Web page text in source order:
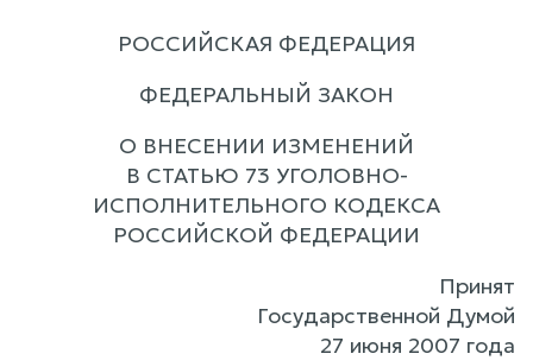
РОССИЙСКАЯ ФЕДЕРАЦИЯ
ФЕДЕРАЛЬНЫЙ ЗАКОН
О ВНЕСЕНИИ ИЗМЕНЕНИЙ
В СТАТЬЮ 73 УГОЛОВНО-
ИСПОЛНИТЕЛЬНОГО КОДЕКСА
РОССИЙСКОЙ ФЕДЕРАЦИИ
Принят
Государственной Думой
27 июня 2007 года